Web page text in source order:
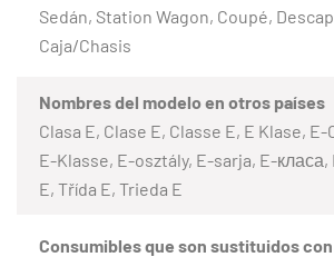
Sedán, Station Wagon, Coupé,
Caja/Chasis
Nombres del modelo en otros países
Clasa E, Clase E, Classe E, E Klase,
E-Klasse, E-osztály, E-sarja, E-класа,
E, Třída E, Trieda E
Consumibles que son sustituidos